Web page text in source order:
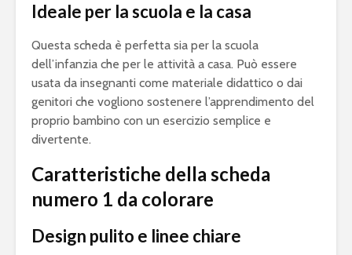
Ideale per la scuola e la casa
Questa scheda è perfetta sia per la scuola
dell’infanzia che per le attività a casa. Può essere
usata da insegnanti come materiale didattico o dai
genitori che vogliono sostenere l’apprendimento del
proprio bambino con un esercizio semplice e
divertente.
Caratteristiche della scheda
numero 1 da colorare
Design pulito e linee chiare